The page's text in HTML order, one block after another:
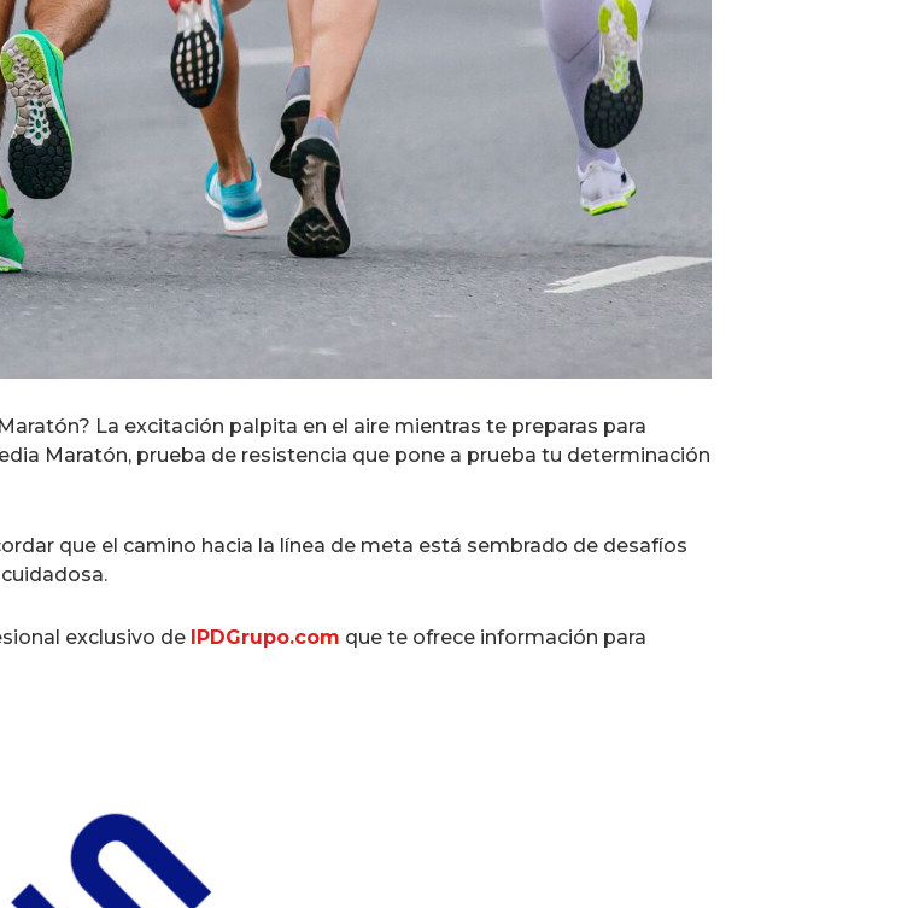
La excitación palpita en el aire mientras te preparas para
Maratón, prueba de resistencia que pone a prueba tu determinación
que el camino hacia la línea de meta está sembrado de desafíos
exclusivo de IPDGrupo.com que te ofrece información para